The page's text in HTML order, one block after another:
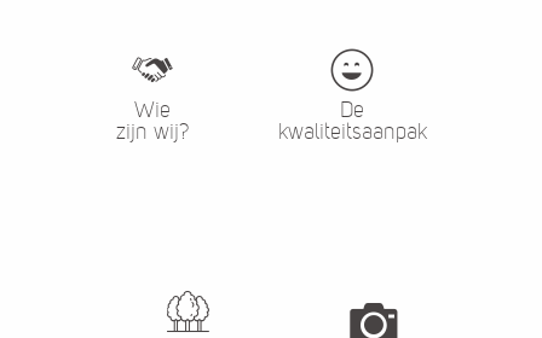
Wie
zijn wij?
De
kwaliteitsaanpak